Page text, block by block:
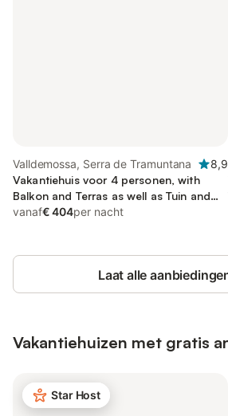
Valldemossa, Serra de Tramuntana
8,9
Vakantiehuis voor 4 personen, with
Balkon and Terras as well as Tuin and
Zwembad
vanaf€ 404per nacht
Laat alle
Vakantiehuizen met gratis
Star Host